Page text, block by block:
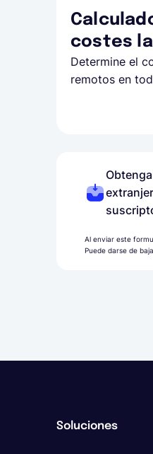
costes
Determine el
remotos en
Al enviar este
Puede darse de
Soluciones